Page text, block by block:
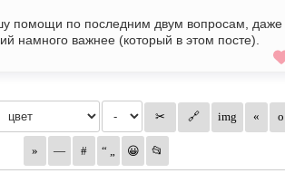
помощи по последним двум вопросам, даже
намного важнее (который в этом посте).